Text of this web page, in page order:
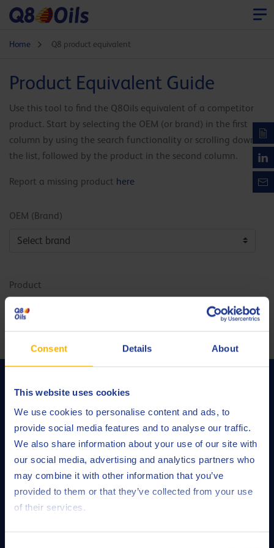
Consent Details About
This website uses cookies
We use cookies to personalise content and ads, to
provide social media features and to analyse our traffic.
We also share information about your use of our site with
our social media, advertising and analytics partners who
may combine it with other information that you’ve
provided to them or that they’ve collected from your use
of their services.
Home Q8 product equivalent
Product Equivalent Guide
Use this tool to find the Q8Oils equivalent of a competitor
product. Start by selecting the OEM (or brand) in the first
column by using the search functionality or scrolling down
the list, followed by the product in the second column.
Report a missing product here
OEM (Brand)
Product
“Q8Oils – ваш производитель смазочных материалов №1.
Благодаря собственным исследовательским лабораториям и
самым современным блендинговым установкам мы можем
предложить индивидуализированные решения, которые
покрывают все потребности в смазке в любой сфере
применения.”